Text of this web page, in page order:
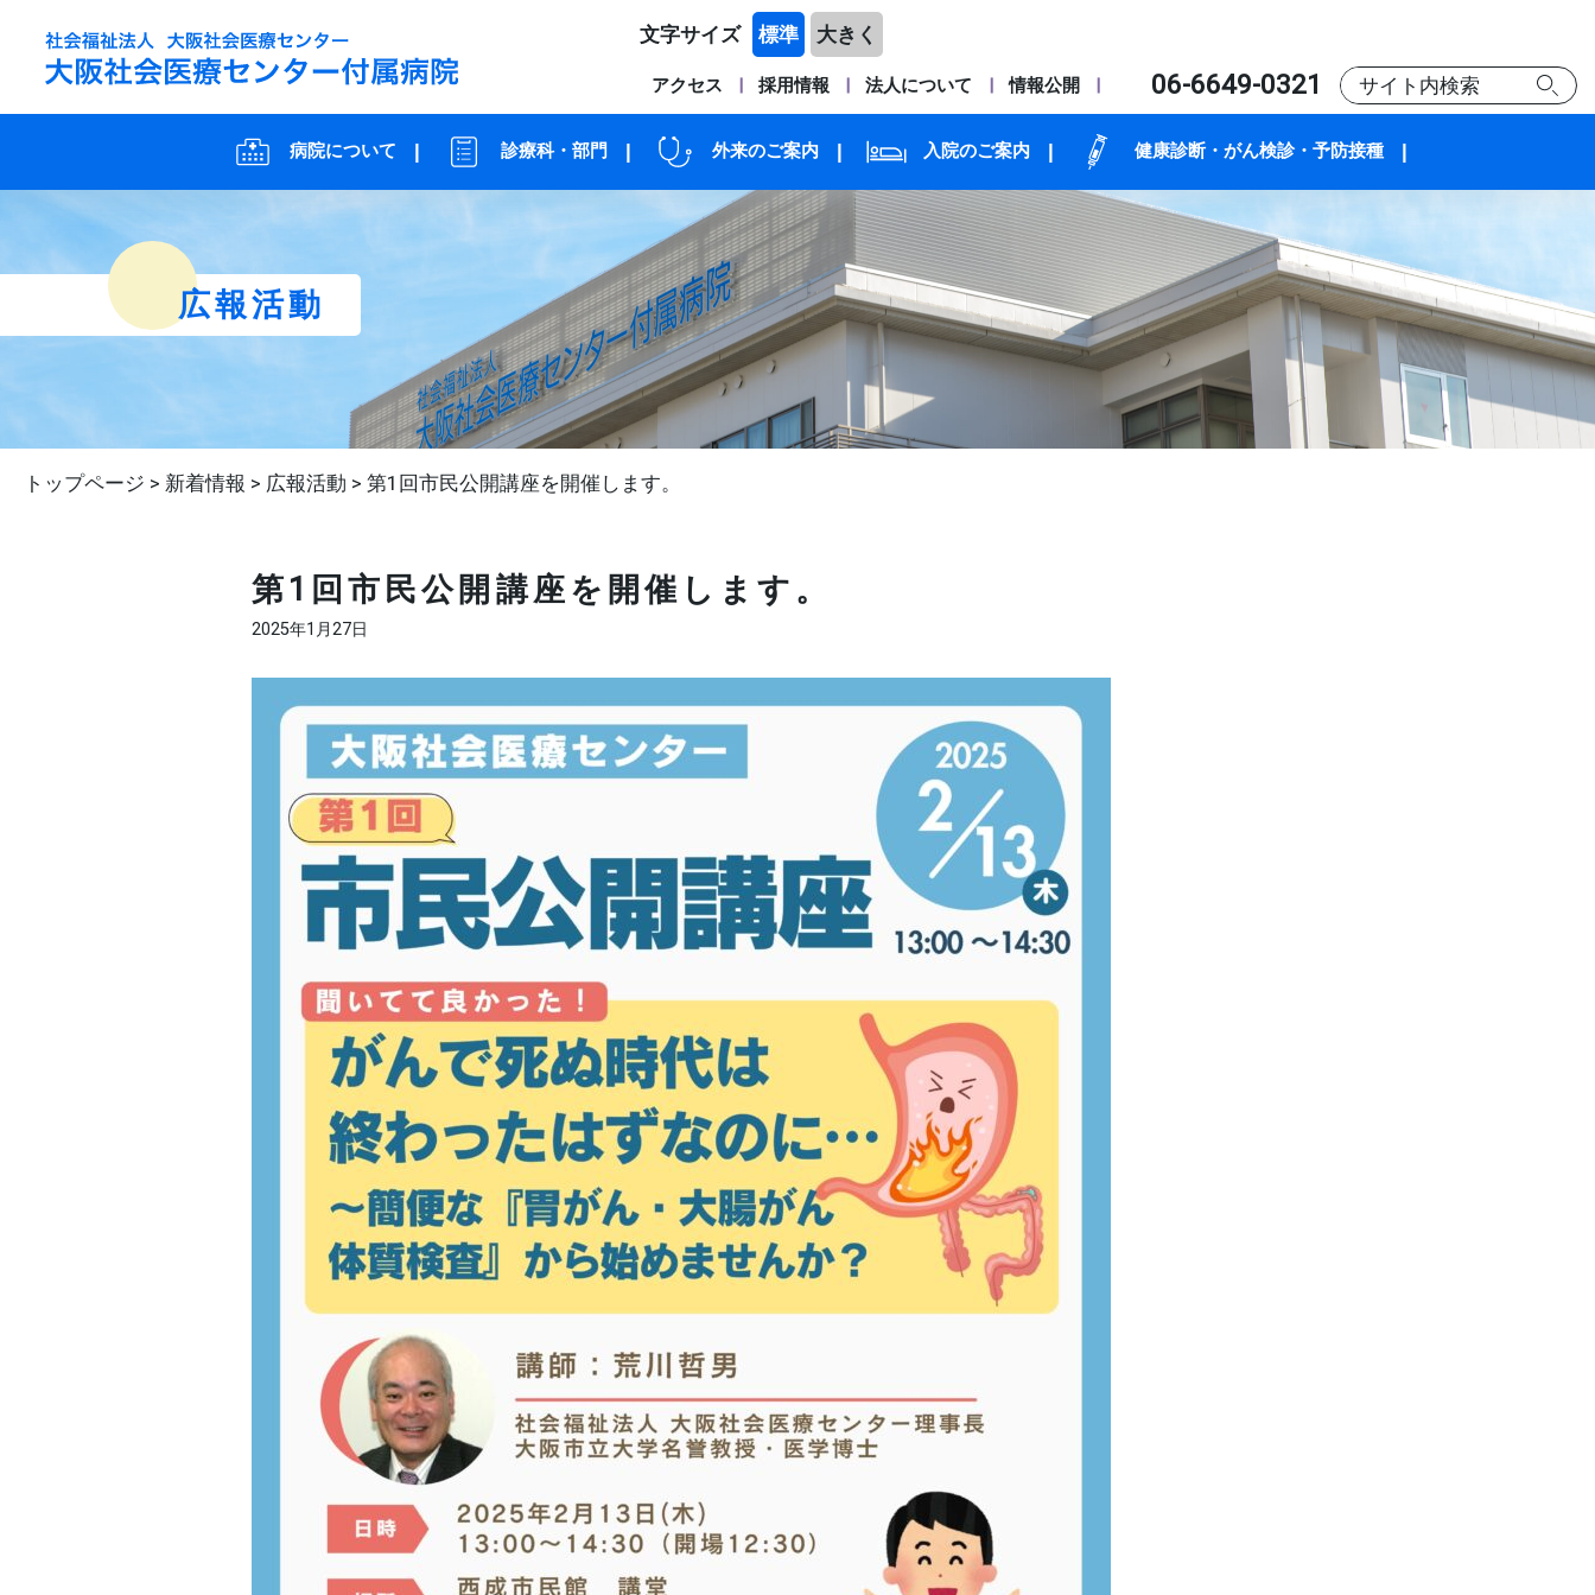
文字サイズ 標準 大きく
アクセス 採用情報 法人について 情報公開 06-6649-0321
病院について 診療科・部門 外来のご案内 入院のご案内 健康診断・がん検診・予防接種
広報活動
トップページ > 新着情報 > 広報活動 > 第1回市民公開講座を開催します。
第1回市民公開講座を開催します。
2025年1月27日